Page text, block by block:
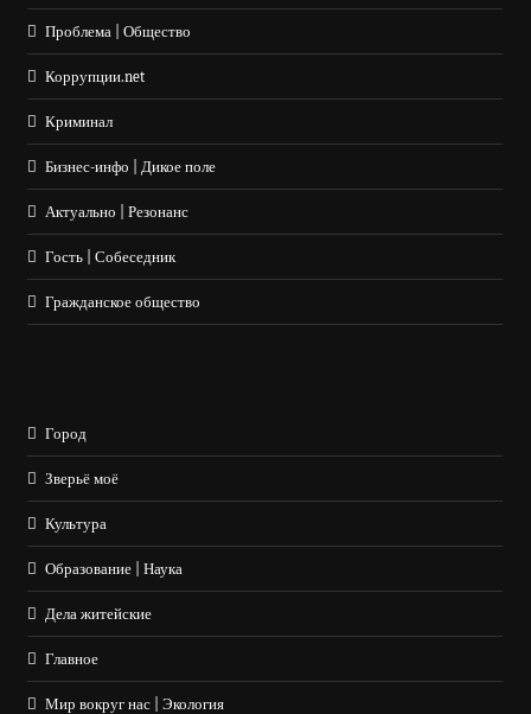
Проблема | Общество
Коррупции.net
Криминал
Бизнес-инфо | Дикое поле
Актуально | Резонанс
Гость | Собеседник
Гражданское общество
Город
Зверьё моё
Культура
Образование | Наука
Дела житейские
Главное
Мир вокруг нас | Экология